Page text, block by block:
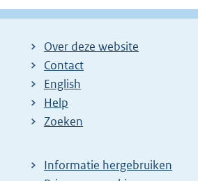
Over deze website
Contact
English
Help
Zoeken
Informatie hergebruiken